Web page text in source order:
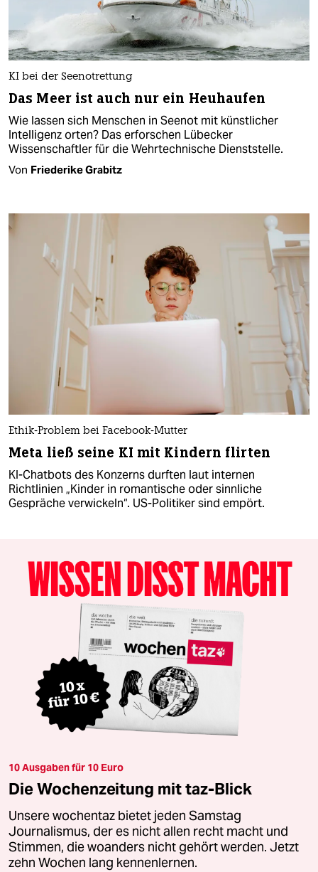
KI bei der Seenotrettung
Das Meer ist auch nur ein Heuhaufen
Wie lassen sich Menschen in Seenot mit künstlicher
Intelligenz orten? Das erforschen Lübecker
Wissenschaftler für die Wehrtechnische Dienststelle.
Von Friederike Grabitz
Ethik-Problem bei Facebook-Mutter
Meta ließ seine KI mit Kindern flirten
KI-Chatbots des Konzerns durften laut internen
Richtlinien „Kinder in romantische oder sinnliche
Gespräche verwickeln“. US-Politiker sind empört.
10 Ausgaben für 10 Euro
Die Wochenzeitung mit taz-Blick
Unsere wochentaz bietet jeden Samstag
Journalismus, der es nicht allen recht macht und
Stimmen, die woanders nicht gehört werden. Jetzt
zehn Wochen lang kennenlernen.